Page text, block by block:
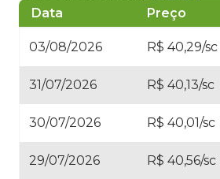
Data Preço
03/08/2026 R$ 40,29/sc
31/07/2026 R$ 40,13/sc
30/07/2026 R$ 40,01/sc
29/07/2026 R$ 40,56/sc